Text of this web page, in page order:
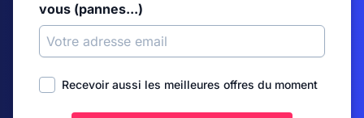
vous (pannes...)
Recevoir aussi les meilleures offres du moment